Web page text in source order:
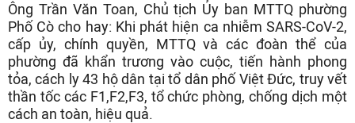
Ông Trần Văn Toan, Chủ tịch Ủy ban MTTQ phường
Phố Cò cho hay: Khi phát hiện ca nhiễm SARS-CoV-2,
cấp ủy, chính quyền, MTTQ và các đoàn thể của
phường đã khẩn trương vào cuộc, tiến hành phong
tỏa, cách ly 43 hộ dân tại tổ dân phố Việt Đức, truy vết
thần tốc các F1,F2,F3, tổ chức phòng, chống dịch một
cách an toàn, hiệu quả.